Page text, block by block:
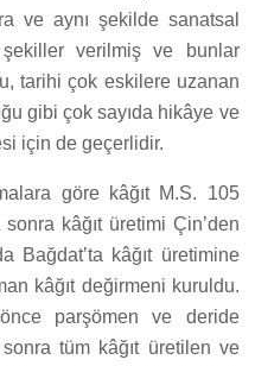
ve aynı şekilde sanatsal
verilmiş ve bunlar
tarihi çok eskilere uzanan
gibi çok sayıda hikâye ve
için de geçerlidir.
göre kâğıt M.S. 105
kâğıt üretimi Çin’den
Bağdat’ta kâğıt üretimine
kâğıt değirmeni kuruldu.
parşömen ve deride
tüm kâğıt üretilen ve